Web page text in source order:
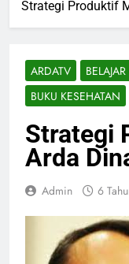
Strategi Produktif
ARDATV
BUKU KESEHATAN
Strategi
Arda
Admin 6